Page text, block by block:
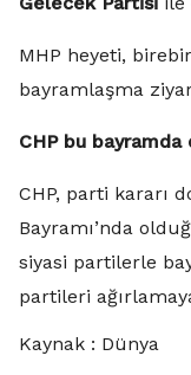
MHP heyeti,
bayramlaşma
CHP bu
CHP, parti kararı
Bayramı’nda
siyasi partilerle
partileri
Kaynak : Dünya